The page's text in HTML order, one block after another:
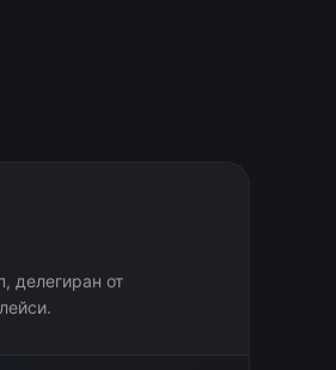
делегиран от